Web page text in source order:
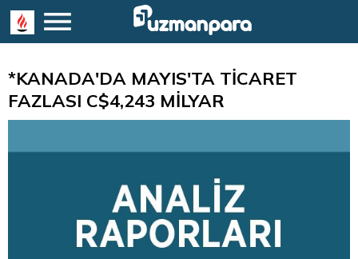
*KANADA'DA MAYIS'TA TİCARET
FAZLASI C$4,243 MİLYAR